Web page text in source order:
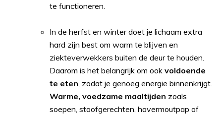
te functioneren.
In de herfst en winter doet je lichaam extra
hard zijn best om warm te blijven en
ziekteverwekkers buiten de deur te houden.
Daarom is het belangrijk om ook voldoende
te eten , zodat je genoeg energie binnenkrijgt.
Warme, voedzame maaltijden zoals
soepen, stoofgerechten, havermoutpap of